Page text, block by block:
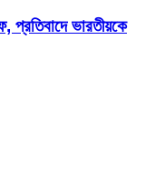
প্রতিবাদে ভারতীয়কে